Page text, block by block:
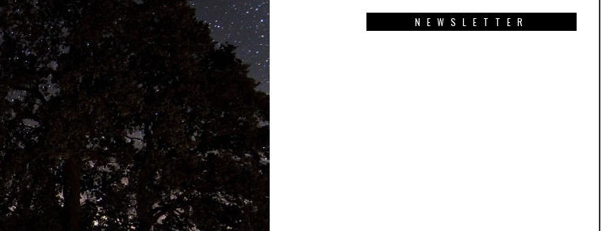
NEWSLETTER